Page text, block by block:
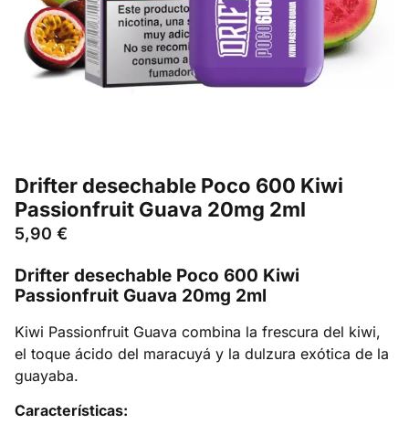
Drifter desechable Poco 600 Kiwi
Passionfruit Guava 20mg 2ml
5,90 €
Drifter desechable Poco 600 Kiwi
Passionfruit Guava 20mg 2ml
Kiwi Passionfruit Guava combina la frescura del kiwi,
el toque ácido del maracuyá y la dulzura exótica de la
guayaba.
Características: